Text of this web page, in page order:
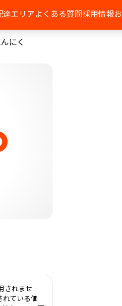
達エリアよくある質問採用情報
にく
されませ
ている価